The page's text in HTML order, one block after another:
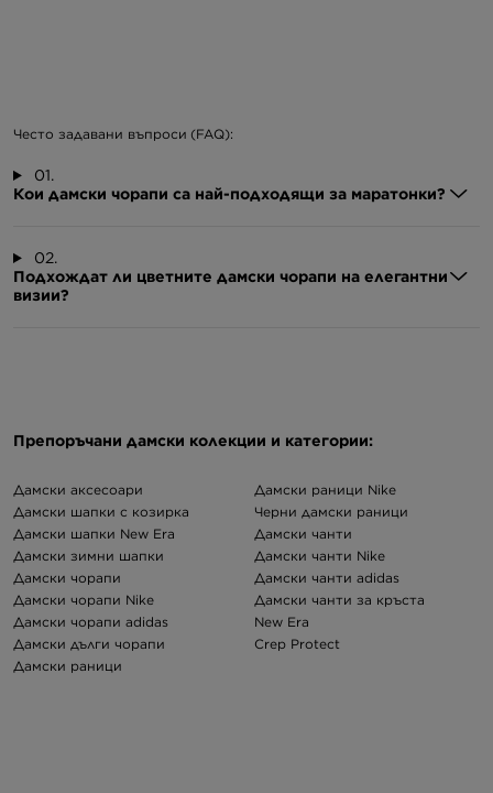
Често задавани въпроси (FAQ):
01.
Кои дамски чорапи са най-подходящи за маратонки?
02.
Подхождат ли цветните дамски чорапи на елегантни
визии?
Препоръчани дамски колекции и категории:
Дамски аксесоари
Дамски шапки с козирка
Дамски шапки New Era
Дамски зимни шапки
Дамски чорапи
Дамски чорапи Nike
Дамски чорапи adidas
Дамски дълги чорапи
Дамски раници
Дамски раници Nike
Черни дамски раници
Дамски чанти
Дамски чанти Nike
Дамски чанти adidas
Дамски чанти за кръста
New Era
Crep Protect